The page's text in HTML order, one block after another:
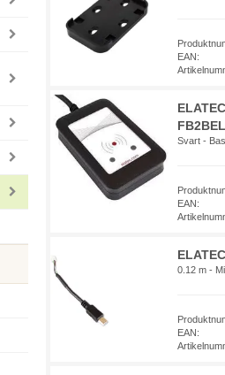
EAN:
Svart -
EAN:
0.12 m -
EAN: